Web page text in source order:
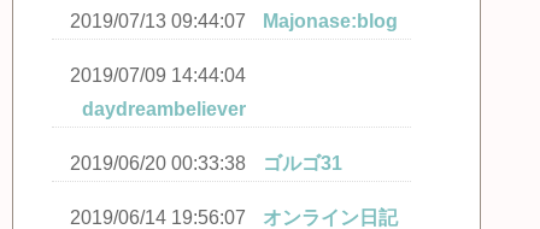
2019/07/13 09:44:07 Majonase:blog
2019/07/09 14:44:04
daydreambeliever
2019/06/20 00:33:38 ゴルゴ31
2019/06/14 19:56:07 オンライン日記